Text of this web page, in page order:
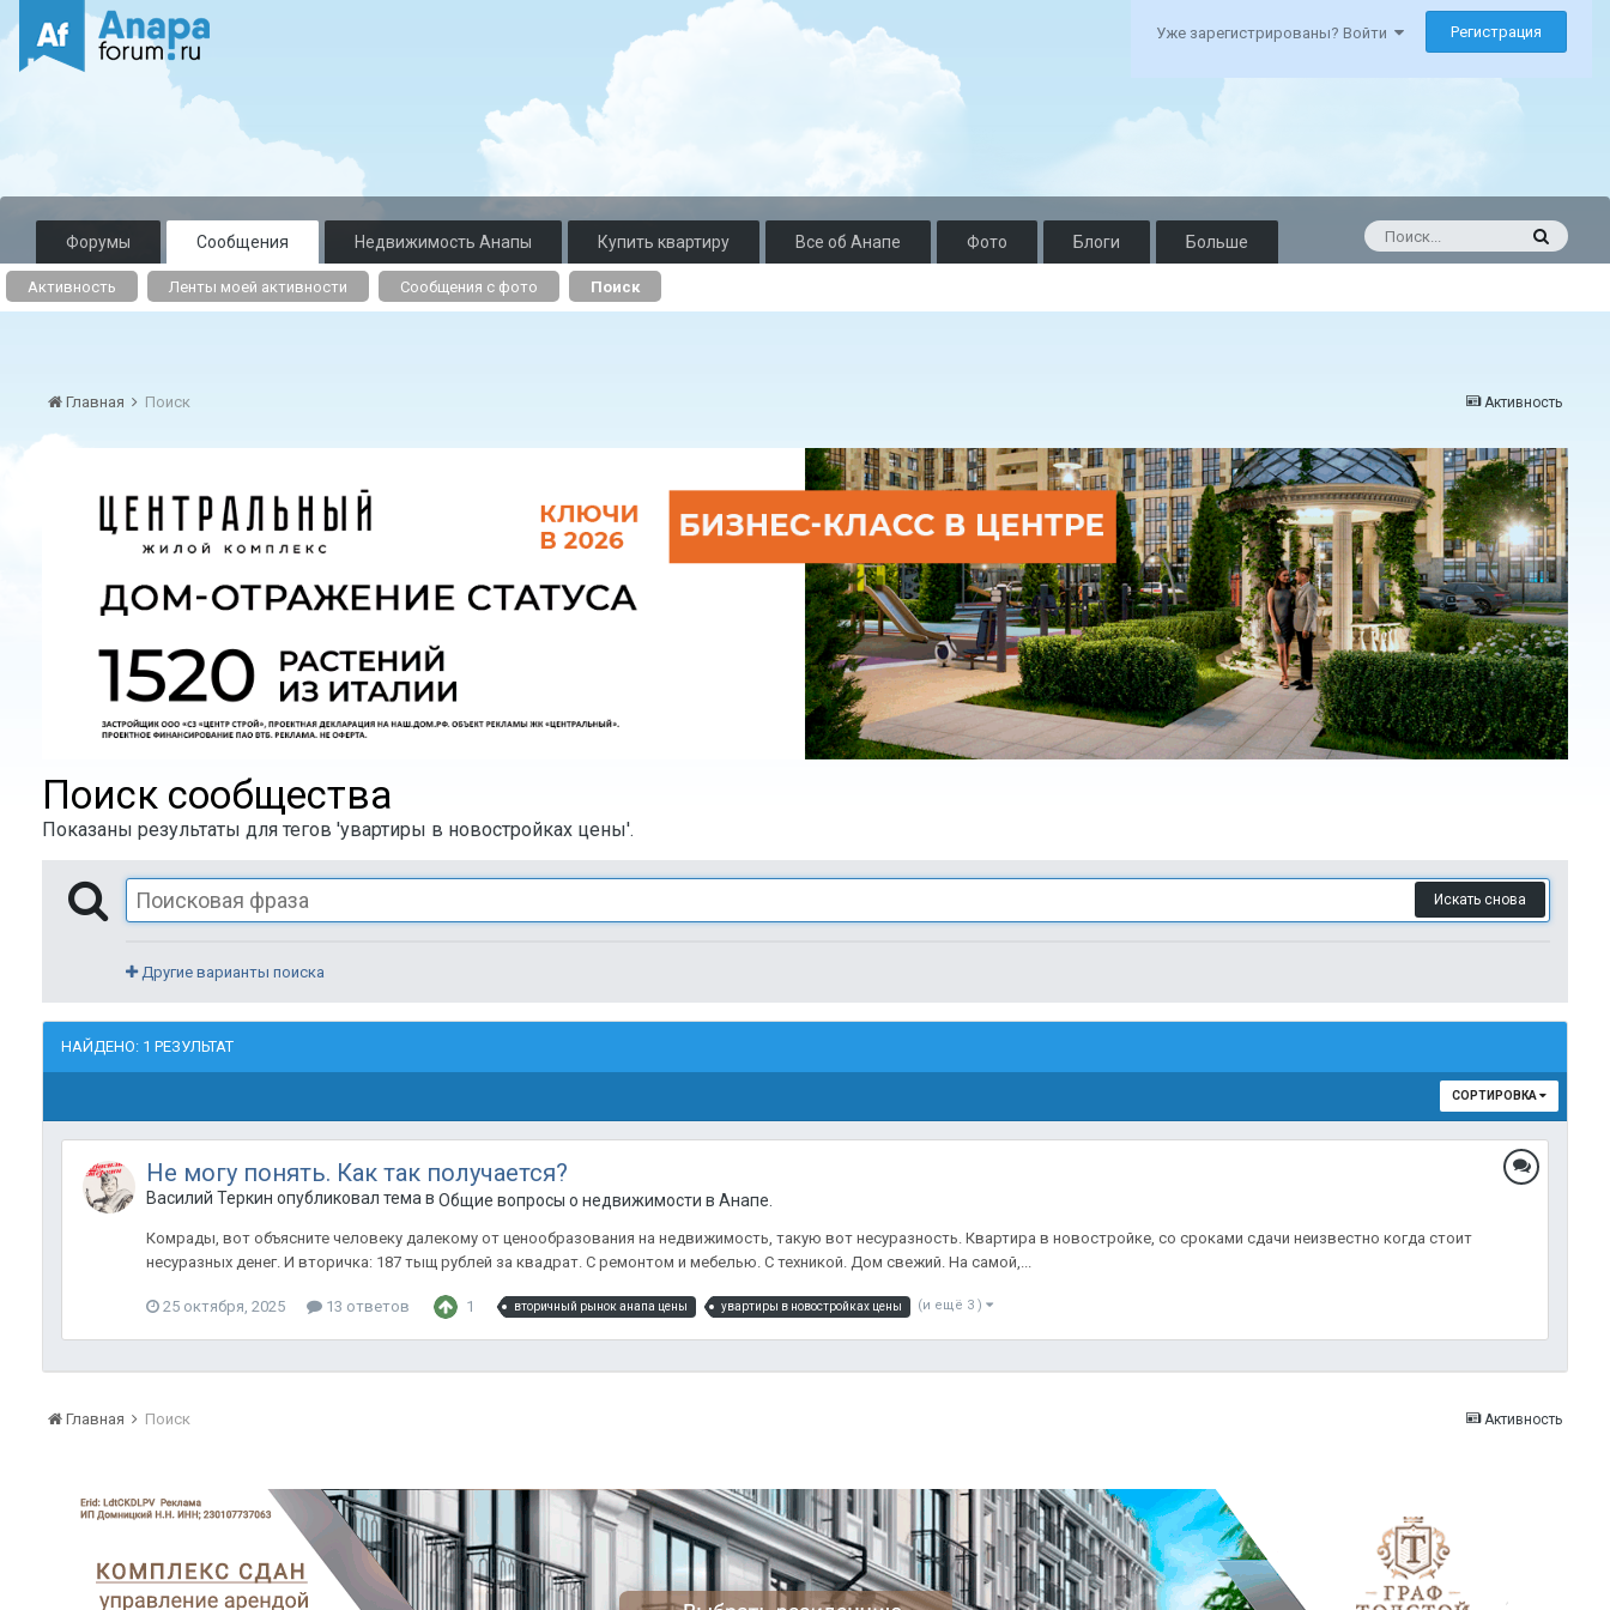
Уже зарегистрированы? Войти Регистрация
Форумы Сообщения
Активность Ленты моей активности Сообщения с фото Поиск
Недвижимость Анапы Купить квартиру Все об Анапе Фото Блоги Больше
Активность
Главная Поиск
Поиск сообщества
Показаны результаты для тегов 'увартиры в новостройках цены'.
Искать снова
Другие варианты поиска
НАЙДЕНО: 1 РЕЗУЛЬТАТ
СОРТИРОВКА
Не могу понять. Как так получается?
Василий Теркин опубликовал тема в Общие вопросы о недвижимости в Анапе.
Комрады, вот объясните человеку далекому от ценообразования на недвижимость, такую вот несуразность. Квартира в новостройке, со сроками сдачи неизвестно когда стоит
несуразных денег. И вторичка: 187 тыщ рублей за квадрат. С ремонтом и мебелью. С техникой. Дом свежий. На самой,...
25 октября, 2025 13 ответов 1 вторичный рынок анапа цены увартиры в новостройках цены (и ещё 3 )
Активность
Главная Поиск